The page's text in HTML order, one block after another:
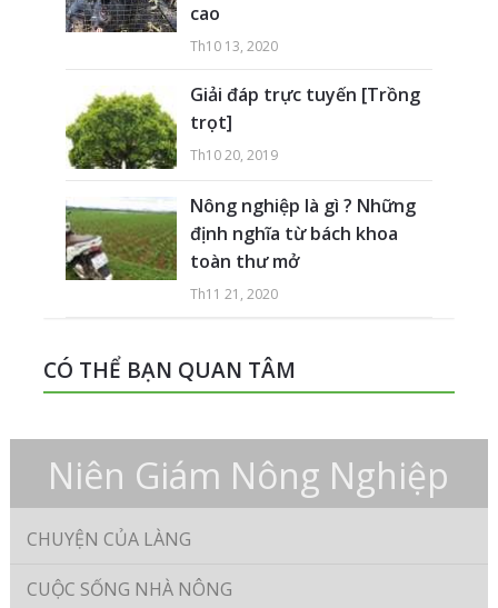
cao
Th10 13, 2020
Giải đáp trực tuyến [Trồng
trọt]
Th10 20, 2019
Nông nghiệp là gì ? Những
định nghĩa từ bách khoa
toàn thư mở
Th11 21, 2020
CÓ THỂ BẠN QUAN TÂM
Niên Giám Nông Nghiệp
CHUYỆN CỦA LÀNG
CUỘC SỐNG NHÀ NÔNG